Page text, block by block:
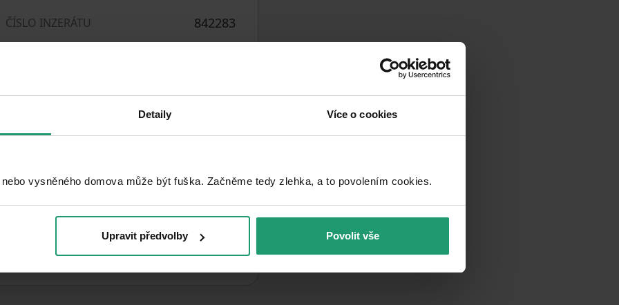
Detaily Více o cookies
vysněného domova může být fuška. Začněme tedy zlehka, a to povolením cookies.​
Upravit předvolby Povolit vše
ČÍSLO INZERÁTU 842283
Garáž
MHD 5 minút pešo